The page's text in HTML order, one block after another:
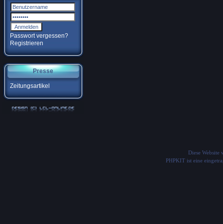
Passwort vergessen?
Registrieren
Presse
Zeitungsartikel
Diese Website
PHPKIT ist eine